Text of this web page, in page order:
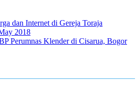
dan Internet di Gereja Toraja
2018
Perumnas Klender di Cisarua, Bogor